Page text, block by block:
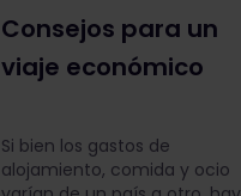
Consejos para un
viaje económico
Si bien los gastos de
alojamiento, comida y ocio